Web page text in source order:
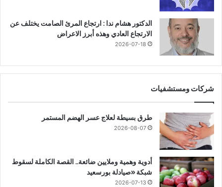
الدكتور هشام ندا : ارتجاع المرئ الصامت يختلف عن
الارتجاع العادي وهذه أبرز الاعراض
2026-07-18
شركات ومستشفيات
طرق بسيطة لعلاج عسر الهضم المستمر
2026-08-07
أدوية وهمية وملايين ضائعة.. القصة الكاملة لسقوط
شبكة «صيادلة بورسعيد
2026-07-13